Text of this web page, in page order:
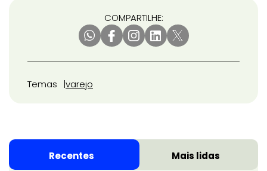
COMPARTILHE:
Temas varejo
Recentes Mais lidas